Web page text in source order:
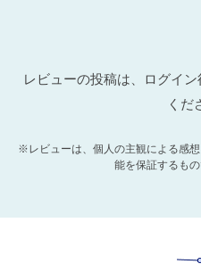
レビューの投稿は、ログイン
くだ
※レビューは、個人の主観による感
能を保証するもの